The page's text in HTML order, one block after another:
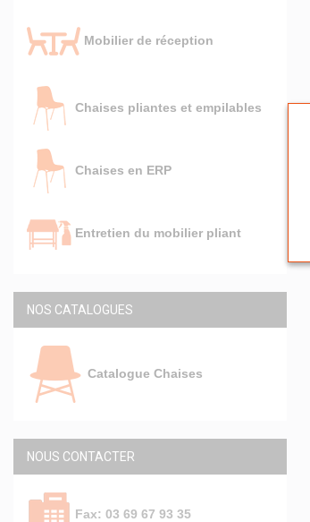
Mobilier de réception
Chaises pliantes et empilables
Chaises en ERP
Entretien du mobilier pliant
NOS CATALOGUES
Catalogue Chaises
NOUS CONTACTER
Fax: 03 69 67 93 35